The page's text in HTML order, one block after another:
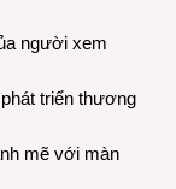
người xem
triển thương
mẽ với màn